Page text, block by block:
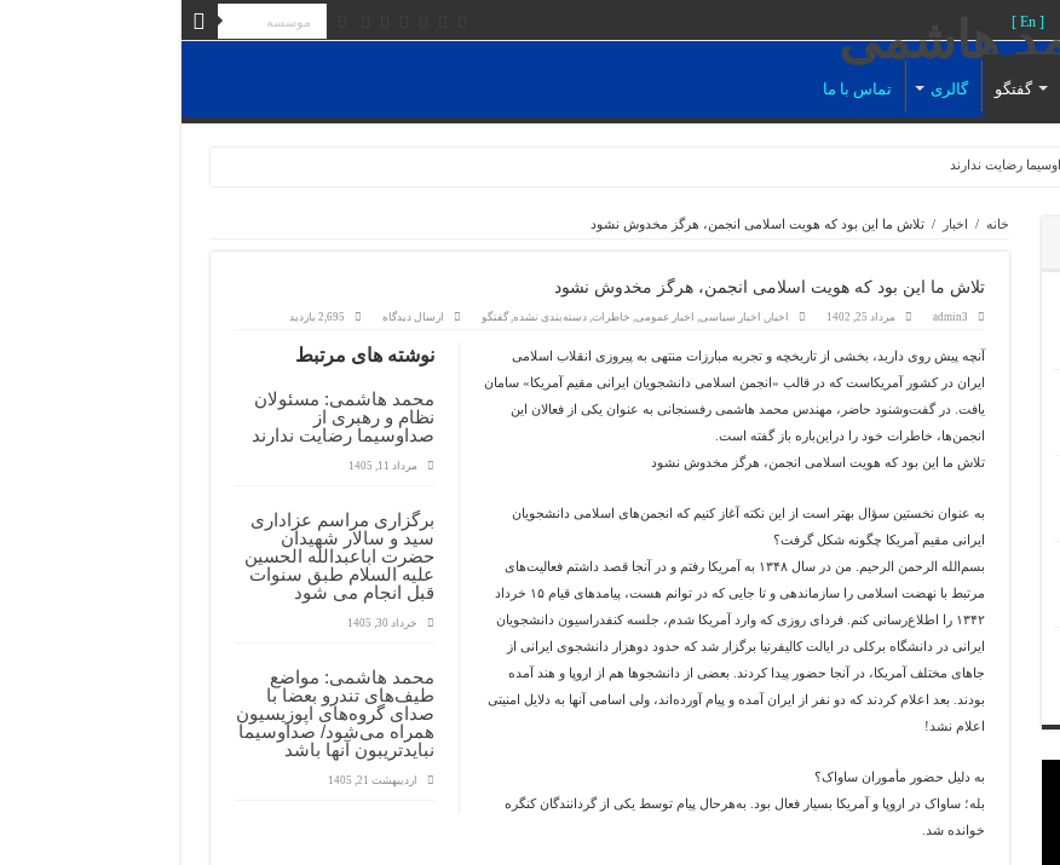
[ En ]
گفتگو گالری تماس با ما
خانه / اخبار / تلاش ما این بود که هویت اسلامی انجمن، هرگز مخدوش نشود
تلاش ما این بود که هویت اسلامی انجمن، هرگز مخدوش نشود
admin3 مرداد 25, 1402 اخبار, اخبار سیاسی, اخبار عمومی, خاطرات,دسته‌بندی نشده,گفتگو ارسال دیدگاه 2,695 بازدید
نوشته های مرتبط
محمد هاشمی: مسئولان
نظام و رهبری از
صداوسیما رضایت ندارند
مرداد 11, 1405
برگزاری مراسم عزاداری
سید و سالار شهیدان
حضرت اباعبدالله الحسین
علیه السلام طبق سنوات
قبل انجام می شود
خرداد 30, 1405
محمد هاشمی: مواضع
طیف‌های تندرو بعضا با
صدای گروه‌های اپوزیسیون
همراه می‌شود/ صداوسیما
نبایدتریبون آنها باشد
اردیبهشت 21, 1405
آنچه پیش روی دارید، بخشی از تاریخچه و تجربه مبارزات منتهی به پیروزی انقلاب اسلامی
ایران در کشور آمریکاست که در قالب «انجمن اسلامی دانشجویان ایرانی مقیم آمریکا» سامان
یافت. در گفت‌وشنود حاضر، مهندس محمد هاشمی رفسنجانی به عنوان یکی از فعالان این
انجمن‌ها، خاطرات خود را در‌این‌باره باز گفته است.
تلاش ما این بود که هویت اسلامی انجمن، هرگز مخدوش نشود
به عنوان نخستین سؤال بهتر است از این نکته آغاز کنیم که انجمن‌های اسلامی دانشجویان
ایرانی مقیم آمریکا چگونه شکل گرفت؟
بسم‌الله الرحمن الرحیم. من در سال ۱۳۴۸ به آمریکا رفتم و در آنجا قصد داشتم فعالیت‌های
مرتبط با نهضت اسلامی را سازماندهی و تا جایی که در توانم هست، پیامدهای قیام ۱۵ خرداد
۱۳۴۲ را اطلاع‌رسانی کنم. فردای روزی که وارد آمریکا شدم، جلسه کنفدراسیون دانشجویان
ایرانی در دانشگاه برکلی در ایالت کالیفرنیا برگزار شد که حدود دوهزار دانشجوی ایرانی از
جاهای مختلف آمریکا، در آنجا حضور پیدا کردند. بعضی از دانشجوها هم از اروپا و هند آمده
بودند. بعد اعلام کردند که دو نفر از ایران آمده و پیام آورده‌اند، ولی اسامی آنها به دلایل امنیتی
اعلام نشد!
به دلیل حضور مأموران ساواک؟
بله؛ ساواک در اروپا و آمریکا بسیار فعال بود. به‌هرحال پیام توسط یکی از گردانندگان کنگره
خوانده شد.